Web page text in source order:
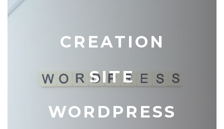
CREATION
SITE
WORDPRESS